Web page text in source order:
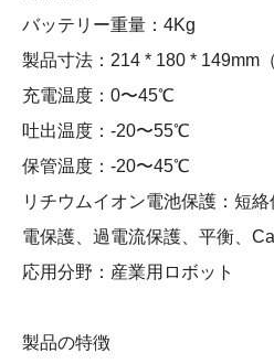
バッテリー重量：4Kg
製品寸法：214 * 180 * 149mm（
充電温度：0〜45℃
吐出温度：-20〜55℃
保管温度：-20〜45℃
リチウムイオン電池保護：短
電保護、過電流保護、平衡、
応用分野：産業用ロボット
製品の特徴